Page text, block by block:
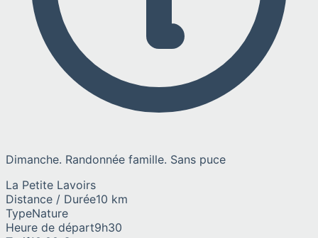
Dimanche. Randonnée famille. Sans puce
La Petite Lavoirs
Distance / Durée10 km
TypeNature
Heure de départ9h30